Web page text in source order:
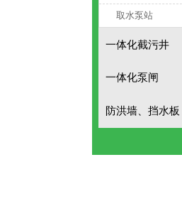
取水泵站
一体化截污井
一体化泵闸
防洪墙、挡水板